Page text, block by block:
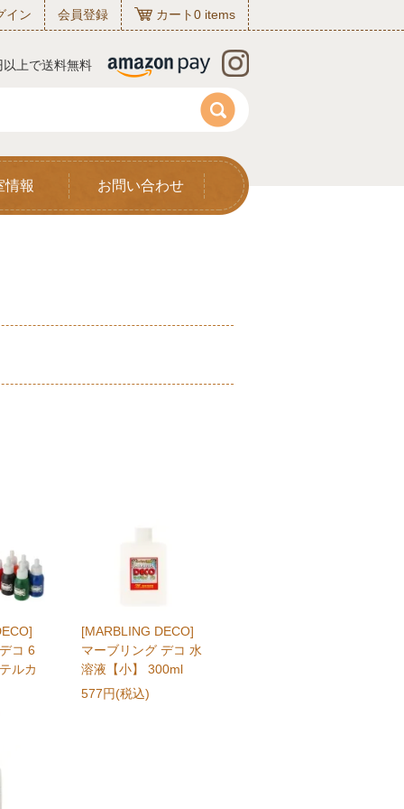
イン 会員登録 カート0 items
上で送料無料
情報 お問い合わせ
コ 6
ルカ
[MARBLING DECO]
マーブリング デコ 水
溶液【小】 300ml
577円(税込)